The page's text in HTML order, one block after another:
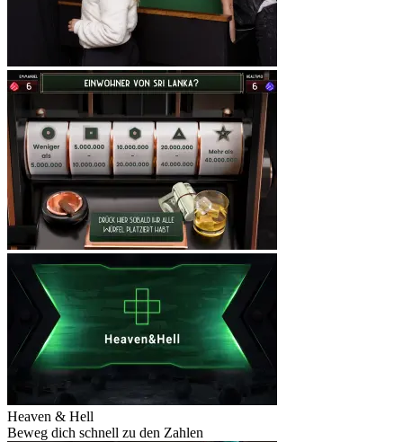
Heaven & Hell
Beweg dich schnell zu den Zahlen